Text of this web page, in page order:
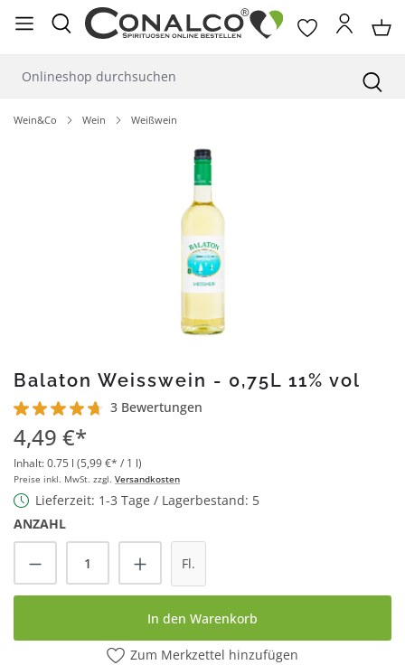
springen
Wein&Co Wein Weißwein
Balaton Weisswein - 0,75L 11% vol
Durchschnittliche Bewertung von 4.6 von 5 Sternen
3 Bewertungen
4,49 €*
Inhalt:0.75 l (5,99 €* / 1 l)
Preise inkl. MwSt. zzgl. Versandkosten
Lieferzeit: 1-3 Tage / Lagerbestand: 5
ANZAHL
Produkt Anzahl: Gib den gewünschten
Fl.
In den Warenkorb
Zum Merkzettel hinzufügen